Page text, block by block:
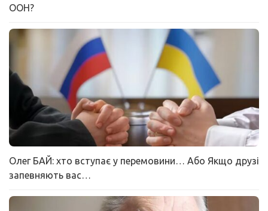
ООН?
Олег БАЙ: хто вступає у перемовини… Або Якщо друзі
запевняють вас…